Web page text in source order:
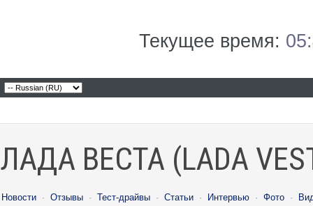
Текущее время:
ЛАДА ВЕСТА (LADA
Новости · Отзывы · Тест-драйвы · Статьи · Интервью · Фото ·